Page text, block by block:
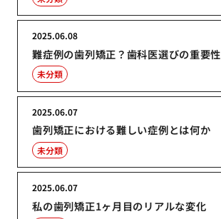
難症例の歯列矯正？歯科医選びの重要性
2025.06.08
未分類
歯列矯正における難しい症例とは何か
2025.06.07
未分類
私の歯列矯正1ヶ月目のリアルな変化
2025.06.07